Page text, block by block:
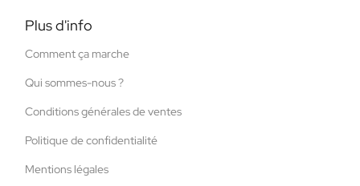
Plus d'info
Comment ça marche
Qui sommes-nous ?
Conditions générales de ventes
Politique de confidentialité
Mentions légales